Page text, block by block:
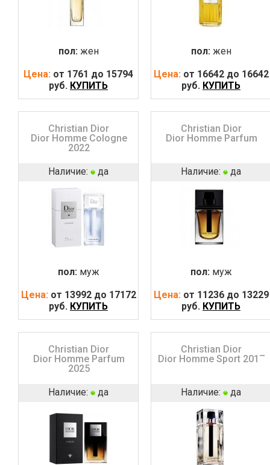
пол: жен
Цена: от 1761 до 15794
руб. КУПИТЬ
пол: жен
Цена: от 16642 до 16642
руб. КУПИТЬ
Christian Dior
Dior Homme Cologne
2022
Наличие: да
пол: муж
Цена: от 13992 до 17172
руб. КУПИТЬ
Christian Dior
Dior Homme Parfum
Наличие: да
пол: муж
Цена: от 11236 до 13229
руб. КУПИТЬ
Christian Dior
Dior Homme Parfum
2025
Наличие: да
Christian Dior
Dior Homme Sport 2017
Наличие: да